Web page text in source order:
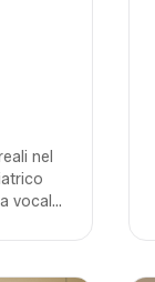
nel
vocale